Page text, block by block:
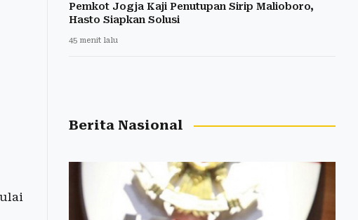
Pemkot Jogja Kaji Penutupan Sirip Malioboro,
Hasto Siapkan Solusi
45 menit lalu
Berita Nasional